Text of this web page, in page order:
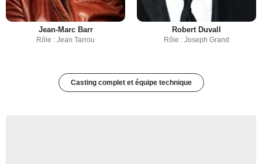
Jean-Marc Barr
Rôle : Jean Tarrou
Robert Duvall
Rôle : Joseph Grand
Casting complet et équipe technique